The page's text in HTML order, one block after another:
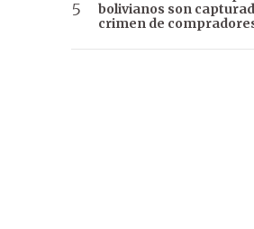
bolivianos son
crimen de